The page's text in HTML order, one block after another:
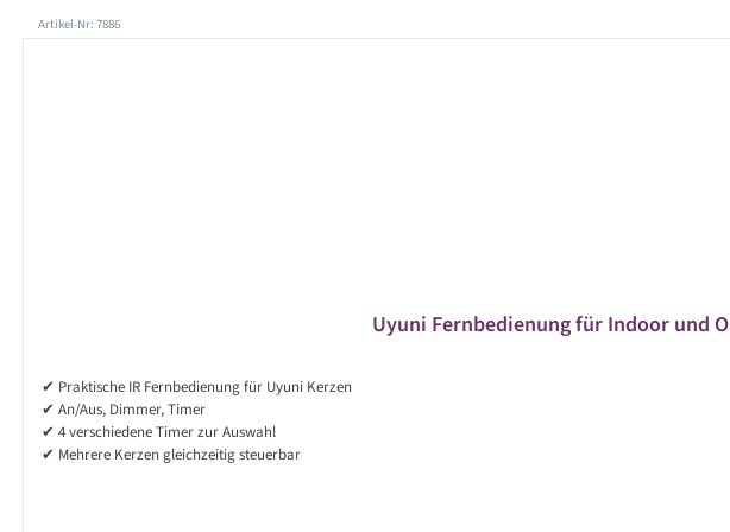
Produktgalerie überspringen
Artikel-Nr: 7886
Uyuni Fernbedienung für Indoor und
✔ Praktische IR Fernbedienung für Uyuni Kerzen
✔ An/Aus, Dimmer, Timer
✔ 4 verschiedene Timer zur Auswahl
✔ Mehrere Kerzen gleichzeitig steuerbar